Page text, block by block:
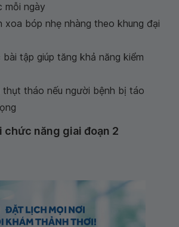
mỗi ngày
xoa bóp nhẹ nhàng theo khung đại
tập giúp tăng khả năng kiểm
thụt tháo nếu người bệnh bị táo
chức năng giai đoạn 2